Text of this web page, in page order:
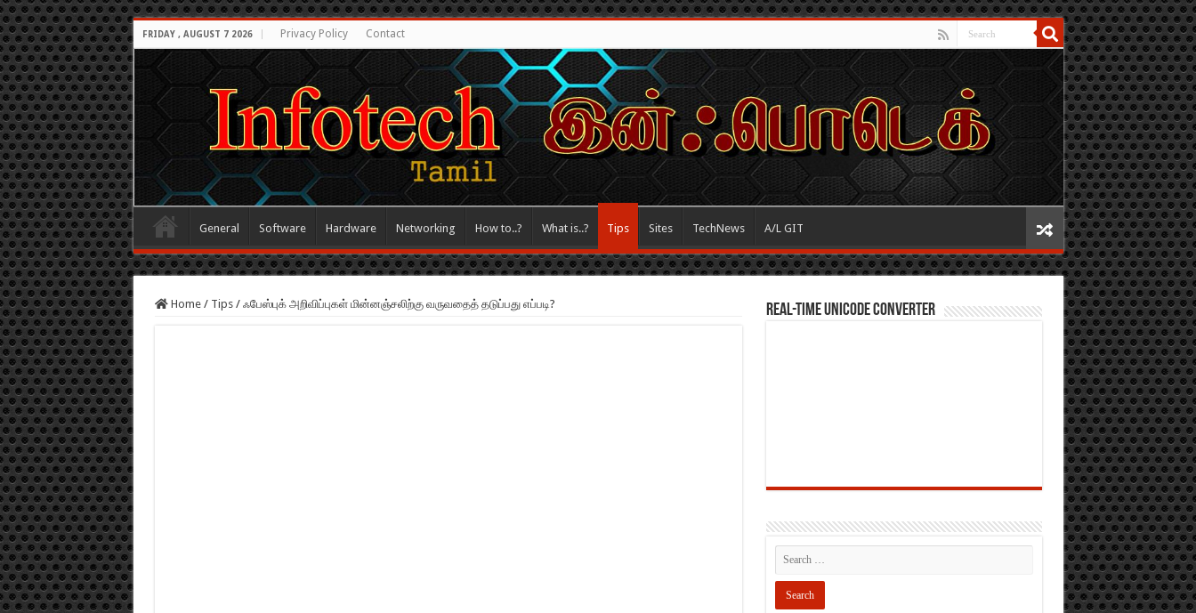
FRIDAY , AUGUST 7 2026 Privacy Policy Contact
General Software Hardware Networking How to..? What is..? Tips Sites TechNews A/L GIT
Home / Tips / ஃபேஸ்புக் அறிவிப்புகள் மின்னஞ்சலிற்கு வருவதைத் தடுப்பது எப்படி? REAL-TIME UNICODE CONVERTER